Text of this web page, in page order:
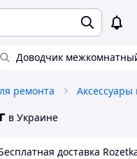
Доводчик
ремонта
в Украине
доставка